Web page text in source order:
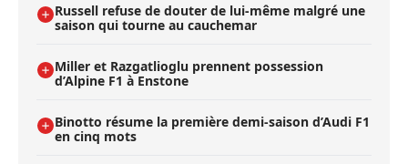
Russell refuse de douter de lui-même malgré une
saison qui tourne au cauchemar
Miller et Razgatlioglu prennent possession
d’Alpine F1 à Enstone
Binotto résume la première demi-saison d’Audi F1
en cinq mots